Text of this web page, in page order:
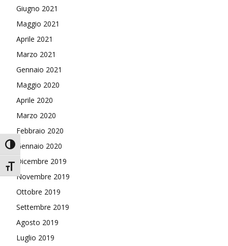
Attiva/disattiva alto contrasto
Attiva/disattiva dimensione testo
Giugno 2021
Maggio 2021
Aprile 2021
Marzo 2021
Gennaio 2021
Maggio 2020
Aprile 2020
Marzo 2020
Febbraio 2020
Gennaio 2020
Dicembre 2019
Novembre 2019
Ottobre 2019
Settembre 2019
Agosto 2019
Luglio 2019